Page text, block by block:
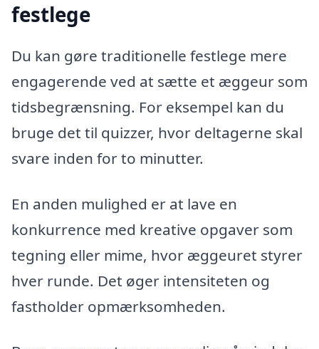
festlege
Du kan gøre traditionelle festlege mere
engagerende ved at sætte et æggeur som
tidsbegrænsning. For eksempel kan du
bruge det til quizzer, hvor deltagerne skal
svare inden for to minutter.
En anden mulighed er at lave en
konkurrence med kreative opgaver som
tegning eller mime, hvor æggeuret styrer
hver runde. Det øger intensiteten og
fastholder opmærksomheden.